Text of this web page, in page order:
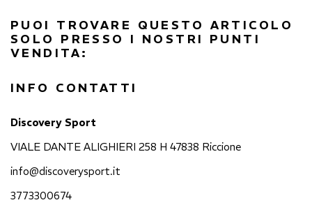
PUOI TROVARE QUESTO ARTICOLO
SOLO PRESSO I NOSTRI PUNTI
VENDITA:
INFO CONTATTI
Discovery Sport
VIALE DANTE ALIGHIERI 258 H 47838 Riccione
info@discoverysport.it
3773300674